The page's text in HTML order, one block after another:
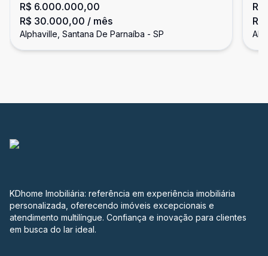
R$ 6.000.000,00
R$ 30.000,00 / mês
Alphaville, Santana De Parnaíba - SP
KDhome Imobiliária: referência em experiência imobiliária
personalizada, oferecendo imóveis excepcionais e
atendimento multilíngue. Confiança e inovação para clientes
em busca do lar ideal.